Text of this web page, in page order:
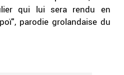
qui lui sera rendu en
parodie grolandaise du